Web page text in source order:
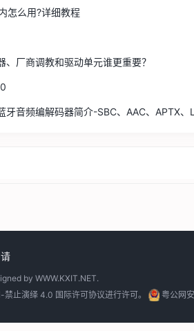
怎么用?详细教程
、厂商调教和驱动单元谁更重要？
牙音频编解码器简介-SBC、AAC、APTX、
by WWW.KXIT.NET.
止演绎 4.0 国际许可协议进行许可。 粤公网